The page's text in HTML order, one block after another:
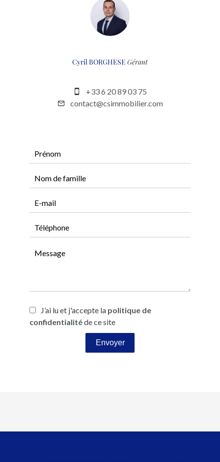
Cyril BORGHESE Gérant
+33 6 20 89 03 75
contact@csimmobilier.com
J’ai lu et j'accepte la politique de
confidentialitéde ce site
Envoyer